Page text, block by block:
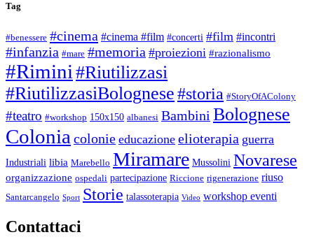
Tag
#benessere #cinema #cinema #film #concerti #film #incontri
#infanzia #mare #memoria #proiezioni #razionalismo
#Rimini #Riutilizzasi
#RiutilizzasiBolognese#storia #StoryOfAColony
#teatro #workshop 150x150 albanesi Bambini Bolognese
Colonia colonie educazione elioterapia guerra
Industriali libia Marebello Miramare Mussolini Novarese
organizzazione ospedali partecipazione Riccione rigenerazione riuso
Santarcangelo Sport Storie talassoterapia Video workshop eventi
Contattaci